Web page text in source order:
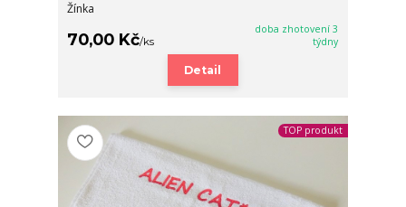
Žínka
70,00 Kč/ks
doba zhotovení 3
týdny
Detail
TOP produkt